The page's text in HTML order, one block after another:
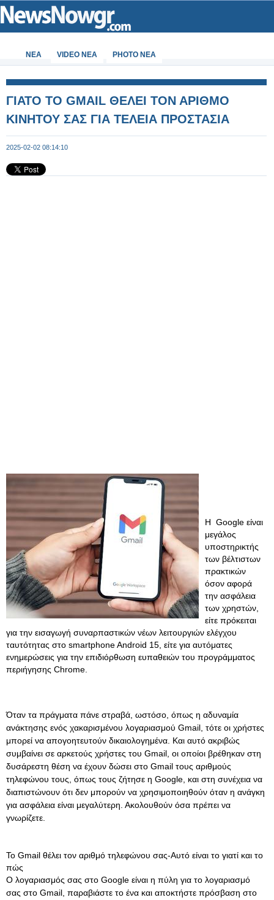
ΝΕΑ VIDEO NEA PHOTO NEA
ΓΙΑΤΟ ΤΟ GMAIL ΘΕΛΕΙ ΤΟΝ ΑΡΙΘΜΟ
ΚΙΝΗΤΟΥ ΣΑΣ ΓΙΑ ΤΕΛΕΙΑ ΠΡΟΣΤΑΣΙΑ
2025-02-02 08:14:10
Η Google είναι
μεγάλος
υποστηρικτής
των βέλτιστων
πρακτικών
όσον αφορά
την ασφάλεια
των χρηστών,
είτε πρόκειται
για την εισαγωγή συναρπαστικών νέων λειτουργιών ελέγχου
ταυτότητας στο smartphone Android 15, είτε για αυτόματες
ενημερώσεις για την επιδιόρθωση ευπαθειών του προγράμματος
περιήγησης Chrome.
Όταν τα πράγματα πάνε στραβά, ωστόσο, όπως η αδυναμία
ανάκτησης ενός χακαρισμένου λογαριασμού Gmail, τότε οι χρήστες
μπορεί να απογοητευτούν δικαιολογημένα. Και αυτό ακριβώς
συμβαίνει σε αρκετούς χρήστες του Gmail, οι οποίοι βρέθηκαν στη
δυσάρεστη θέση να έχουν δώσει στο Gmail τους αριθμούς
τηλεφώνου τους, όπως τους ζήτησε η Google, και στη συνέχεια να
διαπιστώνουν ότι δεν μπορούν να χρησιμοποιηθούν όταν η ανάγκη
για ασφάλεια είναι μεγαλύτερη. Ακολουθούν όσα πρέπει να
γνωρίζετε.
Το Gmail θέλει τον αριθμό τηλεφώνου σας-Αυτό είναι το γιατί και το
πώς
Ο λογαριασμός σας στο Google είναι η πύλη για το λογαριασμό
σας στο Gmail, παραβιάστε το ένα και αποκτήστε πρόσβαση στο